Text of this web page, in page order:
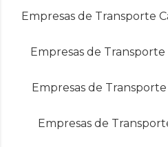
Empresas de Transporte
Empresas de Transporte
Empresas de Transporte
Empresas de